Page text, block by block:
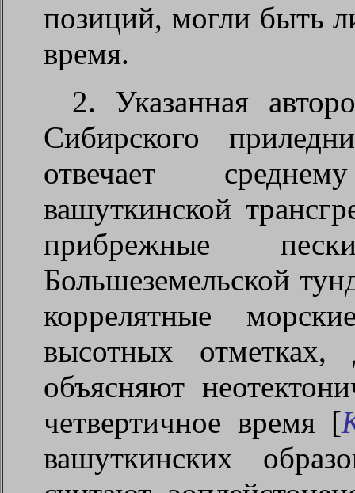
позиций, могли быть
время.
2. Указанная
Сибирского
отвечает
вашуткинской
прибрежные
Большеземельской
коррелятные
высотных
объясняют
четвертичное время [
вашуткинских